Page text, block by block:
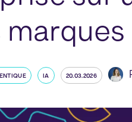
IA 20.03.2026